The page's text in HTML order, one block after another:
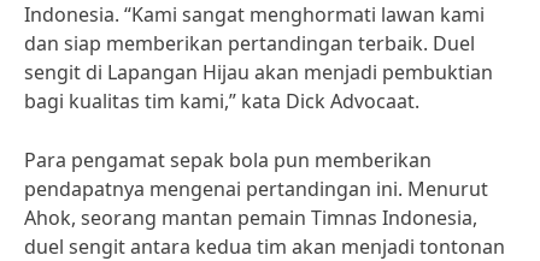
Indonesia. “Kami sangat menghormati lawan kami
dan siap memberikan pertandingan terbaik. Duel
sengit di Lapangan Hijau akan menjadi pembuktian
bagi kualitas tim kami,” kata Dick Advocaat.
Para pengamat sepak bola pun memberikan
pendapatnya mengenai pertandingan ini. Menurut
Ahok, seorang mantan pemain Timnas Indonesia,
duel sengit antara kedua tim akan menjadi tontonan